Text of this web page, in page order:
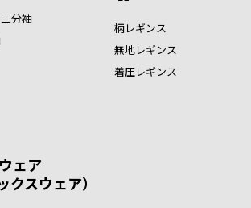
分袖
柄レギンス
無地レギンス
着圧レギンス
ェア
スウェア）